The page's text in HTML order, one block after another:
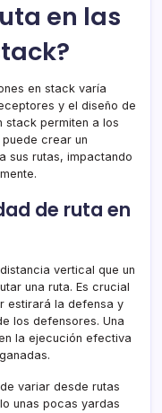
en las
en stack varía
y el diseño de
stack permiten a los
crear un
sus rutas, impactando
de ruta en
vertical que un
una ruta. Es crucial
estirará la defensa y
los defensores. Una
la ejecución efectiva
variar desde rutas
unas pocas yardas